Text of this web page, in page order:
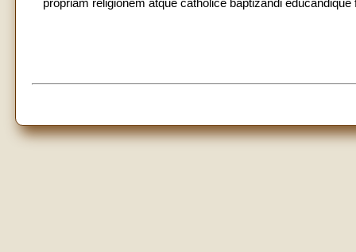
propriam religionem atque catholice baptizandi